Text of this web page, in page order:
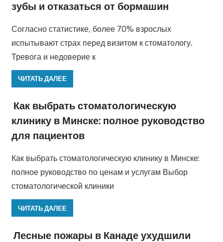
зубы и отказаться от бормашин
Согласно статистике, более 70% взрослых
испытывают страх перед визитом к стоматологу.
Тревога и недоверие к
ЧИТАТЬ ДАЛЕЕ
Как выбрать стоматологическую
клинику в Минске: полное руководство
для пациентов
Как выбрать стоматологическую клинику в Минске:
полное руководство по ценам и услугам Выбор
стоматологической клиники
ЧИТАТЬ ДАЛЕЕ
Лесные пожары в Канаде ухудшили